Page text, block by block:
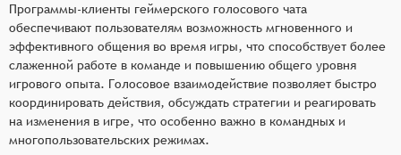
Программы-клиенты геймерского голосового чата
обеспечивают пользователям возможность мгновенного и
эффективного общения во время игры, что способствует более
слаженной работе в команде и повышению общего уровня
игрового опыта. Голосовое взаимодействие позволяет быстро
координировать действия, обсуждать стратегии и реагировать
на изменения в игре, что особенно важно в командных и
многопользовательских режимах.